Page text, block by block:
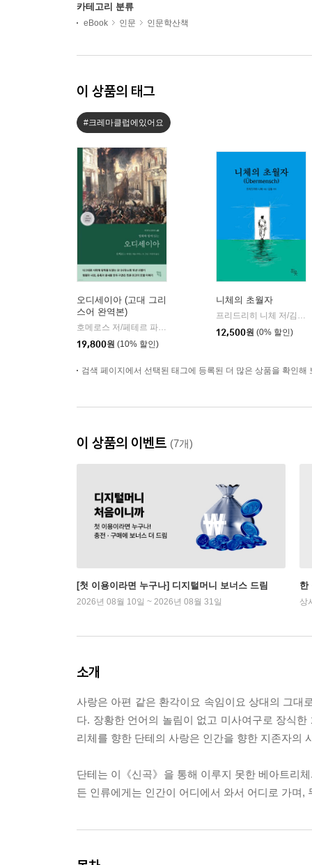
카테고리 분류
eBook 인문 인문학산책
이 상품의 태그
#크레마클럽에있어요
오디세이아 (고대 그리
스어 완역본)
| 현대지성
19,800원 (10% 할인)
니체의 초월자
12,500원 (0% 할인)
검색 페이지에서 선택된 태그에 등록된 더 많은 상품을 확인해
이 상품의 이벤트 (7개)
[첫 이용이라면 누구나] 디지털머니 보너스 드림
2026년 08월 10일 ~ 2026년 08월 31일
한
상
소개
사랑은 아편 같은 환각이요 속임이요 상대의 그대
다. 장황한 언어의 놀림이 없고 미사여구로 장식
리체를 향한 단테의 사랑은 인간을 향한 지존자의
단테는 이《신곡》을 통해 이루지 못한 베아트리
든 인류에게는 인간이 어디에서 와서 어디로 가며